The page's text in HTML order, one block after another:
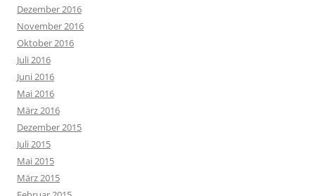
Dezember 2016
November 2016
Oktober 2016
Juli 2016
Juni 2016
Mai 2016
März 2016
Dezember 2015
Juli 2015
Mai 2015
März 2015